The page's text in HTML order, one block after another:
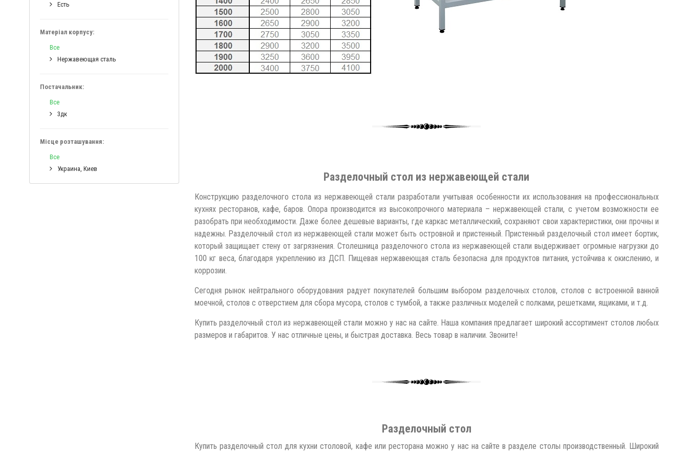
Разделочный стол из нержавеющей стали
Конструкцию разделочного стола из нержавеющей стали разработали учитывая особенности их использования на профессиональных
кухнях ресторанов, кафе, баров. Опора производится из высокопрочного материала – нержавеющей стали, с учетом возможности ее
разобрать при необходимости. Даже более дешевые варианты, где каркас металлический, сохраняют свои характеристики, они прочны и
надежны. Разделочный стол из нержавеющей стали может быть островной и пристенный. Пристенный разделочный стол имеет бортик,
который защищает стену от загрязнения. Столешница разделочного стола из нержавеющей стали выдерживает огромные нагрузки до
100 кг веса, благодаря укреплению из ДСП. Пищевая нержавеющая сталь безопасна для продуктов питания, устойчива к окислению, и
коррозии.
Сегодня рынок нейтрального оборудования радует покупателей большим выбором разделочных столов, столов с встроенной ванной
моечной, столов с отверстием для сбора мусора, столов с тумбой, а также различных моделей с полками, решетками, ящиками, и т.д.
Купить разделочный стол из нержавеющей стали можно у нас на сайте. Наша компания предлагает широкий ассортимент столов любых
размеров и габаритов. У нас отличные цены, и быстрая доставка. Весь товар в наличии. Звоните!
Разделочный стол
Купить разделочный стол для кухни столовой, кафе или ресторана можно у нас на сайте в разделе столы производственный. Широкий
Есть
Матеріал корпусу:
Все
Нержавеющая сталь
Постачальник:
Все
3дк
Місце розташування:
Все
Украина, Киев